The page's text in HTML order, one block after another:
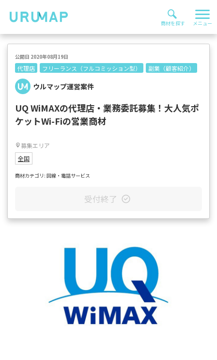
代理店 フリーランス（フルコミッション型） 副業（顧客紹介）
ウルマップ運営案件
公開日 2020年08月19日
UQ WiMAXの代理店・業務委託募集！大人気ポ
ケットWi-Fiの営業商材
募集エリア
全国
商材カテゴリ: 回線・電話サービス
受付終了